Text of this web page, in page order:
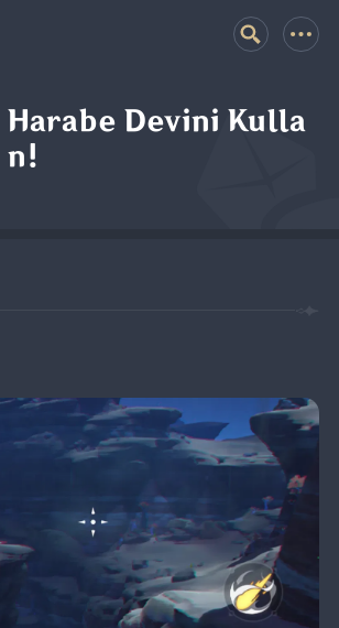
Harabe Devini Kulla
n!